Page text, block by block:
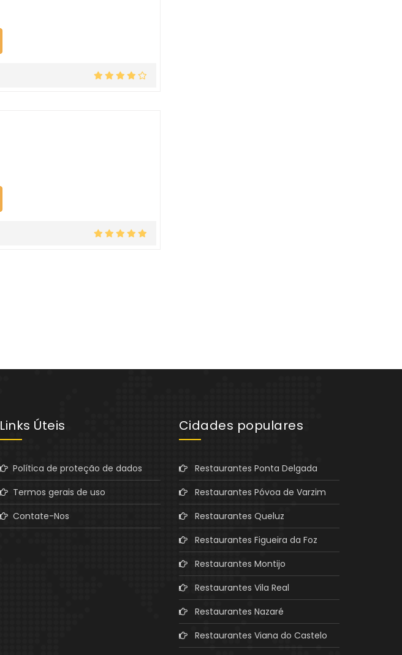
Links Úteis
Política de proteção de dados
Termos gerais de uso
Contate-Nos
Cidades populares
Restaurantes Ponta Delgada
Restaurantes Póvoa de Varzim
Restaurantes Queluz
Restaurantes Figueira da Foz
Restaurantes Montijo
Restaurantes Vila Real
Restaurantes Nazaré
Restaurantes Viana do Castelo